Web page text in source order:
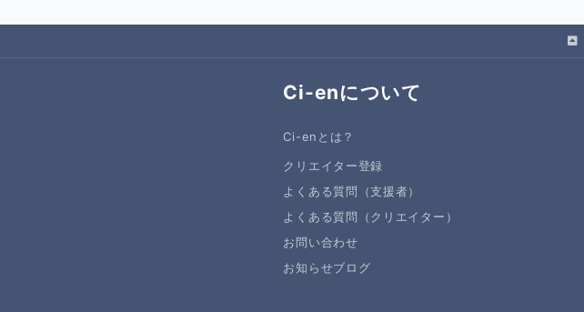
Ci-enについて
Ci-enとは？
クリエイター登録
よくある質問（支援者）
よくある質問（クリエイター）
お問い合わせ
お知らせブログ